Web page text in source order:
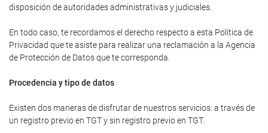
disposición de autoridades administrativas y judiciales.
En todo caso, te recordamos el derecho respecto a esta Política de
Privacidad que te asiste para realizar una reclamación a la Agencia
de Protección de Datos que te corresponda.
Procedencia y tipo de datos
Existen dos maneras de disfrutar de nuestros servicios: a través de
un registro previo en TGT y sin registro previo en TGT.